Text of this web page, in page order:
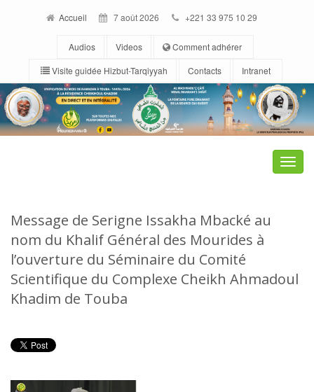
Accueil 7 août 2026 +221 33 975 10 29
Audios Videos
Comment adhérer
Visite guidée Hizbut-Tarqiyyah
Contacts Intranet
Toggle
Message de Serigne Issakha Mbacké au
nom du Khalif Général des Mourides à
l’ouverture du Séminaire du Comité
Scientifique du Complexe Cheikh Ahmadoul
Khadim de Touba